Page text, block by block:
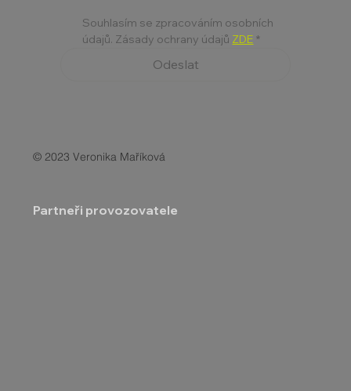
Souhlasím se zpracováním osobních
údajů. Zásady ochrany údajů ZDE *
Odeslat
© 2023 Veronika Maříková
Partneři provozovatele